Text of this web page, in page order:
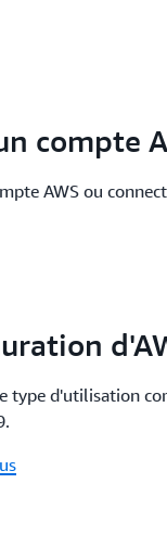
compte
AWS ou
type d'utilisation